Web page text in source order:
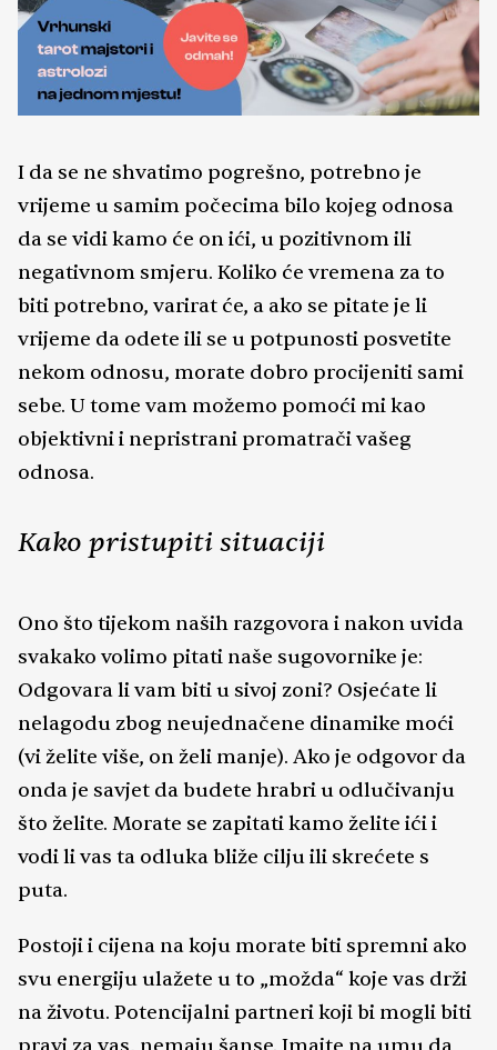
I da se ne shvatimo pogrešno, potrebno je
vrijeme u samim počecima bilo kojeg odnosa
da se vidi kamo će on ići, u pozitivnom ili
negativnom smjeru. Koliko će vremena za to
biti potrebno, varirat će, a ako se pitate je li
vrijeme da odete ili se u potpunosti posvetite
nekom odnosu, morate dobro procijeniti sami
sebe. U tome vam možemo pomoći mi kao
objektivni i nepristrani promatrači vašeg
odnosa.
Kako pristupiti situaciji
Ono što tijekom naših razgovora i nakon uvida
svakako volimo pitati naše sugovornike je:
Odgovara li vam biti u sivoj zoni? Osjećate li
nelagodu zbog neujednačene dinamike moći
(vi želite više, on želi manje). Ako je odgovor da
onda je savjet da budete hrabri u odlučivanju
što želite. Morate se zapitati kamo želite ići i
vodi li vas ta odluka bliže cilju ili skrećete s
puta.
Postoji i cijena na koju morate biti spremni ako
svu energiju ulažete u to „možda“ koje vas drži
na životu. Potencijalni partneri koji bi mogli biti